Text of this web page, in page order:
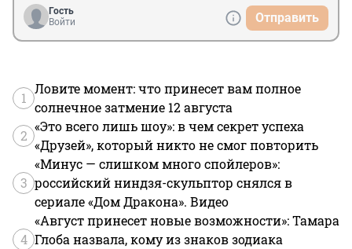
Гость
Войти
Отправить
1
Ловите момент: что принесет вам полное
солнечное затмение 12 августа
2
«Это всего лишь шоу»: в чем секрет успеха
«Друзей», который никто не смог повторить
3
«Минус — слишком много спойлеров»:
российский ниндзя-скульптор снялся в
сериале «Дом Дракона». Видео
4
«Август принесет новые возможности»: Тамара
Глоба назвала, кому из знаков зодиака